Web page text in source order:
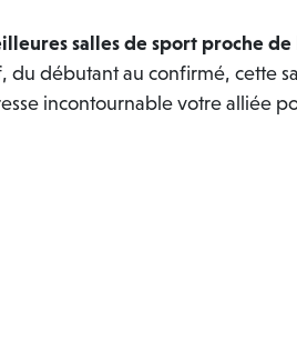
salles de sport proche de
du débutant au confirmé, cette
incontournable votre alliée